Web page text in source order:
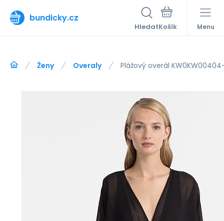
bundicky.cz
Hledat Menu
Ženy Overaly Plážový overál